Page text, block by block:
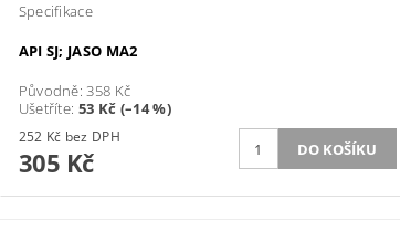
Specifikace
API SJ; JASO MA2
Původně:358 Kč
Ušetříte: 53 Kč (–14 %)
252 Kč bez DPH
305 Kč